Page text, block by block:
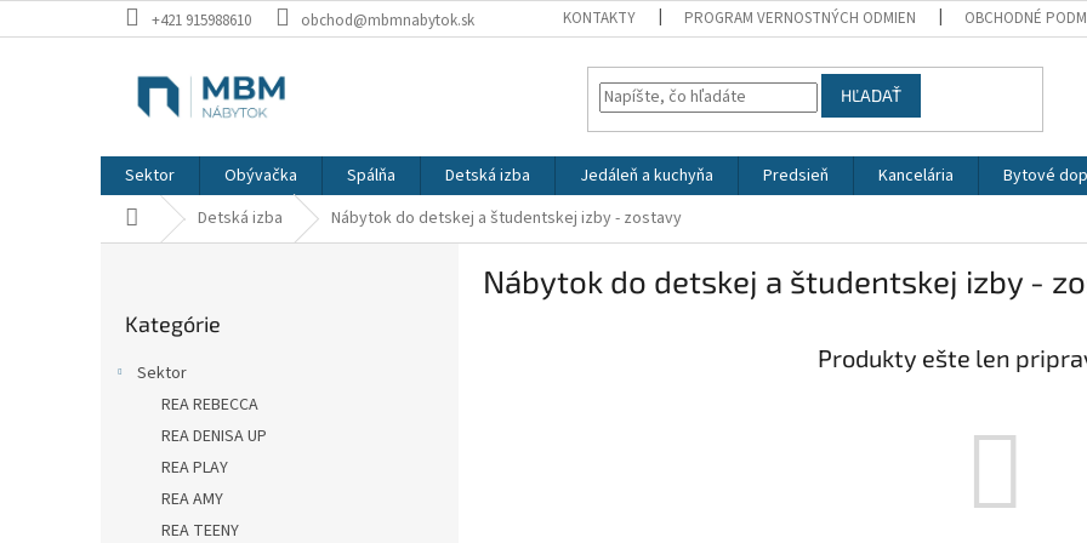
na
+421 915988610 obchod@mbmnabytok.sk KONTAKTY PROGRAM VERNOSTNÝCH ODMIEN OBCHODNÉ
HĽADAŤ
Sektor Obývačka Spálňa Detská izba Jedáleň a kuchyňa Predsieň Kancelária Bytové
DomovDetská izba Nábytok do detskej a študentskej izby - zostavy
kategórie
Kategórie
Sektor
REA REBECCA
REA DENISA UP
REA PLAY
REA AMY
REA TEENY
Nábytok do detskej a študentskej izby -
Produkty ešte len